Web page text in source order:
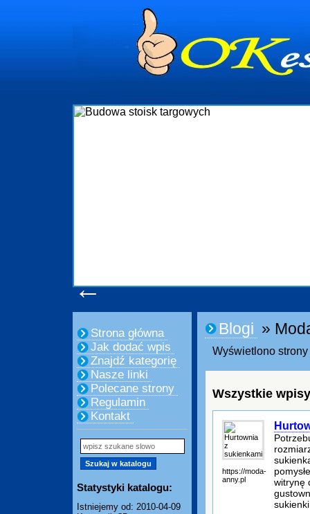
Budowa stoisk targowych
←
Strona główna
Jak dodać wpis
Znajdź kategorię
Nasze linki
Polecane strony
Regulamin
Kontakt
Statystyki katalogu:
Istniejemy od: 2010-04-09
Blogi »
Wyświetlono
Wszystkie
https://moda-
anny.pl
witrynę